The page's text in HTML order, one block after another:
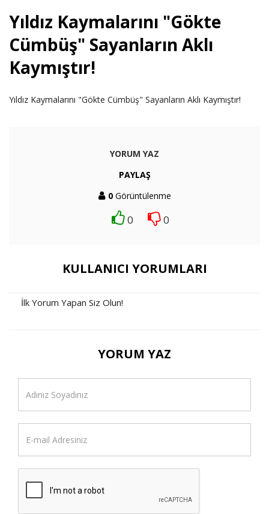
Yıldız Kaymalarını "Gökte
Cümbüş" Sayanların Aklı
Kaymıştır!
Yıldız Kaymalarını "Gökte Cümbüş" Sayanların Aklı Kaymıştır!
YORUM YAZ
PAYLAŞ
0Görüntülenme
0 0
KULLANICI YORUMLARI
İlk Yorum Yapan Siz Olun!
YORUM YAZ